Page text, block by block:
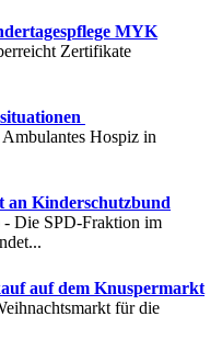
MYK
Zertifikate
Hospiz in
an Kinderschutzbund
Die SPD-Fraktion im
auf dem Knuspermarkt
für die